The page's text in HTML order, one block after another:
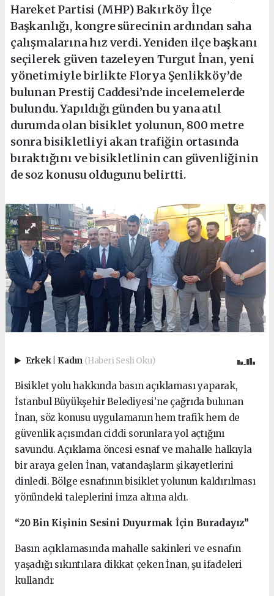
Hareket Partisi (MHP) Bakırköy İlçe
Başkanlığı, kongre sürecinin ardından saha
çalışmalarına hız verdi. Yeniden ilçe başkanı
seçilerek güven tazeleyen Turgut İnan, yeni
yönetimiyle birlikte Florya Şenlikköy’de
bulunan Prestij Caddesi’nde incelemelerde
bulundu. Yapıldığı günden bu yana atıl
durumda olan bisiklet yolunun, 800 metre
sonra bisikletliyi akan trafiğin ortasında
bıraktığını ve bisikletlinin can güvenliğinin
de soz konusu oldugunu belirtti.
Erkek Kadın (Haberi Sesli Oku)
Bisiklet yolu hakkında basın açıklaması yaparak,
İstanbul Büyükşehir Belediyesi’ne çağrıda bulunan
İnan, söz konusu uygulamanın hem trafik hem de
güvenlik açısından ciddi sorunlara yol açtığını
savundu. Açıklama öncesi esnaf ve mahalle halkıyla
bir araya gelen İnan, vatandaşların şikayetlerini
dinledi. Bölge esnafının bisiklet yolunun kaldırılması
yönündeki taleplerini imza altına aldı.
“20 Bin Kişinin Sesini Duyurmak İçin Buradayız”
Basın açıklamasında mahalle sakinleri ve esnafın
yaşadığı sıkıntılara dikkat çeken İnan, şu ifadeleri
kullandı: